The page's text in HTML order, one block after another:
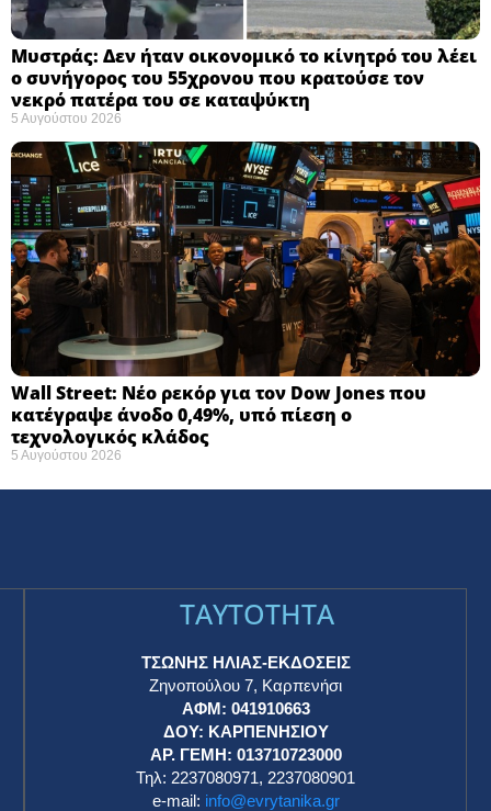
Μυστράς: Δεν ήταν οικονομικό το κίνητρό του λέει
ο συνήγορος του 55χρονου που κρατούσε τον
νεκρό πατέρα του σε καταψύκτη
5 Αυγούστου 2026
Wall Street: Νέο ρεκόρ για τον Dow Jones που
κατέγραψε άνοδο 0,49%, υπό πίεση ο
τεχνολογικός κλάδος
5 Αυγούστου 2026
TAYTOTHTA
ΤΣΩΝΗΣ ΗΛΙΑΣ-ΕΚΔΟΣΕΙΣ
Ζηνοπούλου 7, Καρπενήσι
ΑΦΜ: 041910663
ΔΟΥ: ΚΑΡΠΕΝΗΣΙΟΥ
ΑΡ. ΓΕΜΗ: 013710723000
Τηλ: 2237080971, 2237080901
e-mail: info@evrytanika.gr